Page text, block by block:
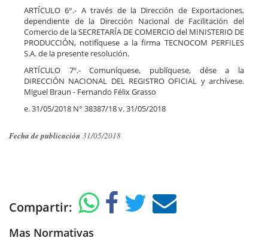
ARTÍCULO 6°.- A través de la Dirección de Exportaciones,
dependiente de la Dirección Nacional de Facilitación del
Comercio de la SECRETARÍA DE COMERCIO del MINISTERIO DE
PRODUCCIÓN, notifíquese a la firma TECNOCOM PERFILES
S.A. de la presente resolución.
ARTÍCULO 7º.- Comuníquese, publíquese, dése a la
DIRECCIÓN NACIONAL DEL REGISTRO OFICIAL y archívese.
Miguel Braun - Fernando Félix Grasso
e. 31/05/2018 N° 38387/18 v. 31/05/2018
Fecha de publicación 31/05/2018
Compartir:
Mas Normativas